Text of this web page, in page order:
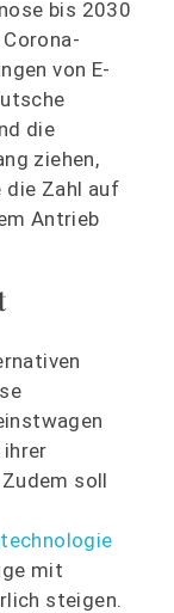
bis 2030
von E-
die
ziehen,
die Zahl auf
Antrieb
ihrer
soll
mit
steigen.